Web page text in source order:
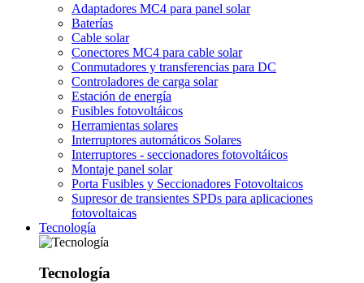
Adaptadores MC4 para panel solar
Baterías
Cable solar
Conectores MC4 para cable solar
Conmutadores y transferencias para DC
Controladores de carga solar
Estación de energía
Fusibles fotovoltáicos
Herramientas solares
Interruptores automáticos Solares
Interruptores - seccionadores fotovoltáicos
Montaje panel solar
Porta Fusibles y Seccionadores Fotovoltaicos
Supresor de transientes SPDs para aplicaciones
fotovoltaicas
Tecnología
Tecnología